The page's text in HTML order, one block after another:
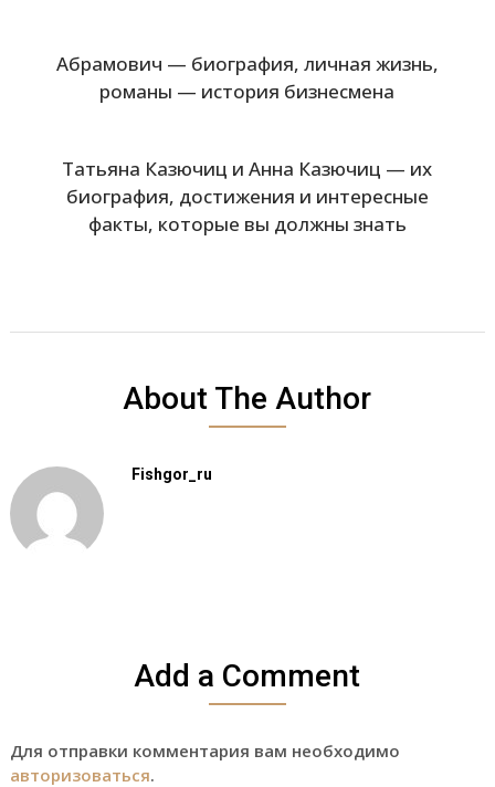
Абрамович — биография, личная жизнь,
романы — история бизнесмена
Татьяна Казючиц и Анна Казючиц — их
биография, достижения и интересные
факты, которые вы должны знать
About The Author
Fishgor_ru
Add a Comment
Для отправки комментария вам необходимо
авторизоваться.